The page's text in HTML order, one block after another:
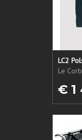
LC2
Le
€ 1